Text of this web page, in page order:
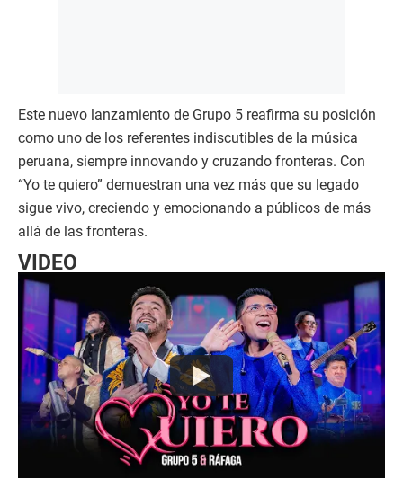
Este nuevo lanzamiento de Grupo 5 reafirma su posición
como uno de los referentes indiscutibles de la música
peruana, siempre innovando y cruzando fronteras. Con
“Yo te quiero” demuestran una vez más que su legado
sigue vivo, creciendo y emocionando a públicos de más
allá de las fronteras.
VIDEO